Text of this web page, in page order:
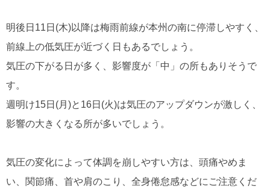
明後日11日(木)以降は梅雨前線が本州の南に停滞しやすく、
前線上の低気圧が近づく日もあるでしょう。
気圧の下がる日が多く、影響度が「中」の所もありそうで
す。
週明け15日(月)と16日(火)は気圧のアップダウンが激しく、
影響の大きくなる所が多いでしょう。
気圧の変化によって体調を崩しやすい方は、頭痛やめま
い、関節痛、首や肩のこり、全身倦怠感などにご注意くだ